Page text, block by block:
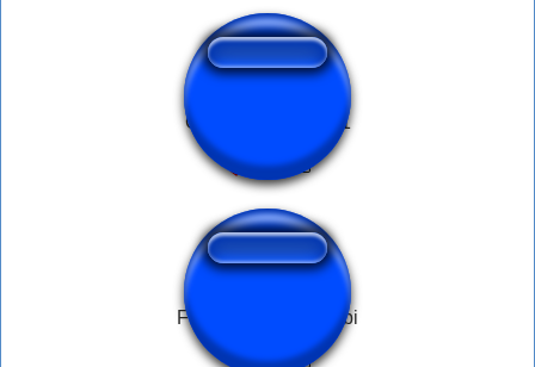
Cute Uwu Sample1
Fua la re vivis Escubi